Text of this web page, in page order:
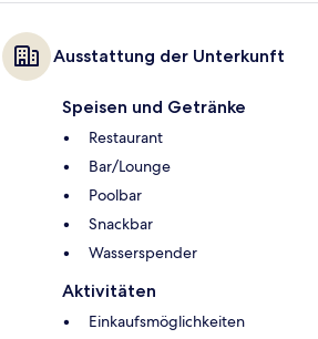
Ausstattung der Unterkunft
Speisen und Getränke
Restaurant
Bar/Lounge
Poolbar
Snackbar
Wasserspender
Aktivitäten
Einkaufsmöglichkeiten